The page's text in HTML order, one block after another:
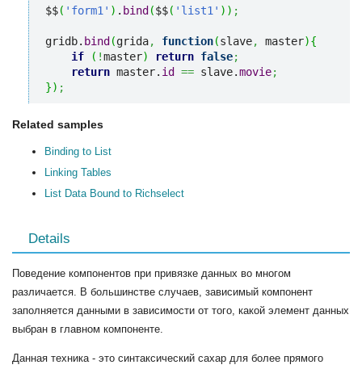
$$( 'form1' ) . bind ($$( 'list1' ) ) ;
gridb. bind (grida, function(slave, master){
if
( !master) return false;
return master. id == slave.movie;
}) ;
Related samples
Binding to List
Linking Tables
List Data Bound to Richselect
Details
Поведение компонентов при привязке данных во многом
различается. В большинстве случаев, зависимый компонент
заполняется данными в зависимости от того, какой элемент данных
выбран в главном компоненте.
Данная техника - это синтаксический сахар для более прямого